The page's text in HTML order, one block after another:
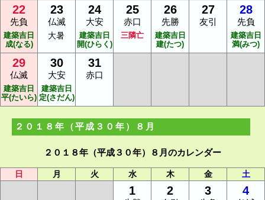
22
先負
建築吉日
成(なる)
23
仏滅
大暑
24
大安
建築吉日
開(ひらく)
25
赤口
三隣亡
26
先勝
建築吉日
建(たつ)
27
友引
28
先負
建築吉日
満(みつ)
29
仏滅
建築吉日
平(たいら)
30
大安
建築吉日
定(さだん)
31
赤口
２０１８年（平成３０年）８月
２０１８年（平成３０年）８月のカレンダー
日 月 火 水 木 金 土
1 2 3 4